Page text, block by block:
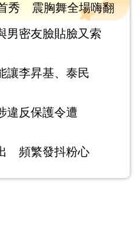
秀 震胸舞全場嗨翻
密友臉貼臉又索
李昇基、泰民
反保護令遭
頻繁發抖粉心